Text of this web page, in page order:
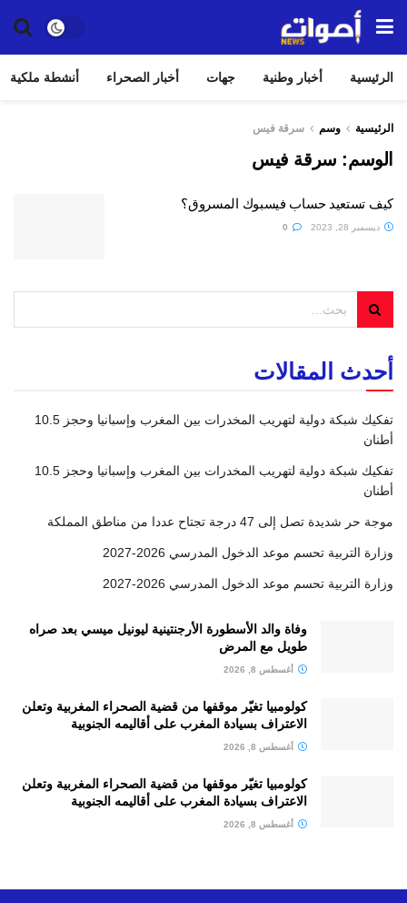
الرئيسية أخبار وطنية جهات أخبار الصحراء أنشطة ملكية
الرئيسية وسم سرقة فيس
الوسم: سرقة فيس
كيف تستعيد حساب فيسبوك المسروق؟
ديسمبر 28, 2023
أحدث المقالات
تفكيك شبكة دولية لتهريب المخدرات بين المغرب وإسبانيا وحجز 10.5
أطنان
تفكيك شبكة دولية لتهريب المخدرات بين المغرب وإسبانيا وحجز 10.5
أطنان
موجة حر شديدة تصل إلى 47 درجة تجتاح عددا من مناطق المملكة
وزارة التربية تحسم موعد الدخول المدرسي 2026-2027
وزارة التربية تحسم موعد الدخول المدرسي 2026-2027
وفاة والد الأسطورة الأرجنتينية ليونيل ميسي بعد صراه
طويل مع المرض
أغسطس 8, 2026
كولومبيا تغيّر موقفها من قضية الصحراء المغربية وتعلن
الاعتراف بسيادة المغرب على أقاليمه الجنوبية
أغسطس 8, 2026
كولومبيا تغيّر موقفها من قضية الصحراء المغربية وتعلن
الاعتراف بسيادة المغرب على أقاليمه الجنوبية
أغسطس 8, 2026